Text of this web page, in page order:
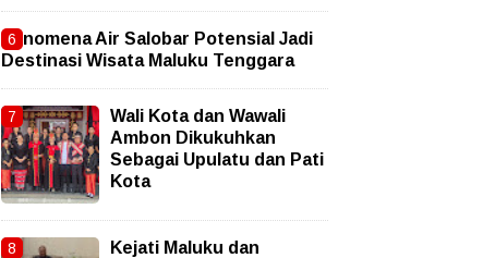
Fenomena Air Salobar Potensial Jadi
Destinasi Wisata Maluku Tenggara
Wali Kota dan Wawali
Ambon Dikukuhkan
Sebagai Upulatu dan Pati
Kota
Kejati Maluku dan